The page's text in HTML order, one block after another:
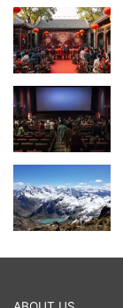
দেশে টিকাকরণের
কড়া নজর রাখায়
রাজ্যগুলিতে
রুখতে দেওয়া
তরফে। — সংবাদ